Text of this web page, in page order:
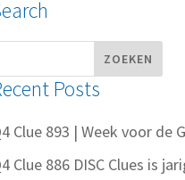
Posts
Clue 893 | Week voor de
Clue 886 DISC Clues is